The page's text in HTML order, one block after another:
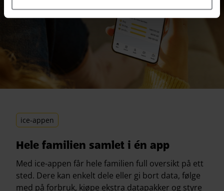
ice-appen
Hele familien samlet i én app
Med ice-appen får hele familien full oversikt på ett
sted. Dere kan enkelt dele eller gi bort data, følge
med på forbruk, kjøpe ekstra datapakker og styre